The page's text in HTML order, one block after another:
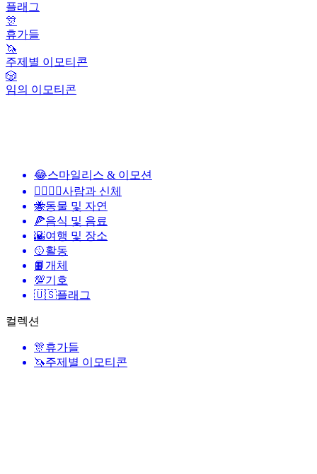
플래그
🎊
휴가들
🦄
주제별 이모티콘
🎲
임의 이모티콘
😂스마일리스 & 이모션
👩‍❤️‍💋‍👨사람과 신체
🐝동물 및 자연
🍕음식 및 음료
🌇여행 및 장소
🥎활동
📙개체
💯기호
🇺🇸플래그
컬렉션
🎊휴가들
🦄주제별 이모티콘